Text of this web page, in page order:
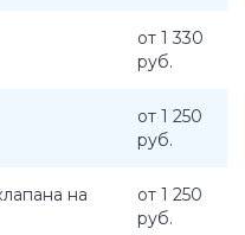
от 1 330
руб.
от 1 250
руб.
на
от 1 250
руб.